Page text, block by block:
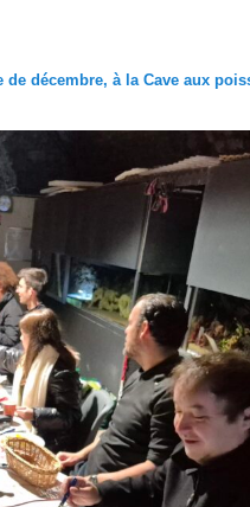
de décembre, à la Cave aux